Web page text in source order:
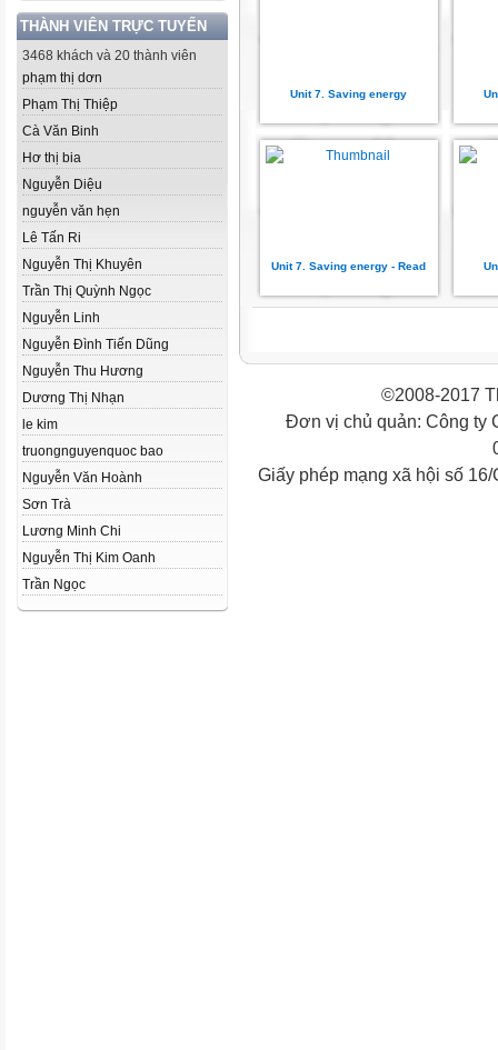
THÀNH VIÊN TRỰC TUYẾN
3468 khách và 20 thành viên
phạm thị dơn
Phạm Thị Thiệp
Cà Văn Binh
Hơ thị bia
Nguyễn Diệu
nguyễn văn hẹn
Lê Tấn Ri
Nguyễn Thị Khuyên
Trần Thị Quỳnh Ngọc
Nguyễn Linh
Nguyễn Đình Tiến Dũng
Nguyễn Thu Hương
Dương Thị Nhạn
le kim
truongnguyenquoc bao
Nguyễn Văn Hoành
Sơn Trà
Lương Minh Chi
Nguyễn Thị Kim Oanh
Trần Ngọc
Unit 7. Saving energy
Unit 7. Saving energy - Read
©2008-2017
Đơn vị chủ quản: Công ty
Giấy phép mạng xã hội số